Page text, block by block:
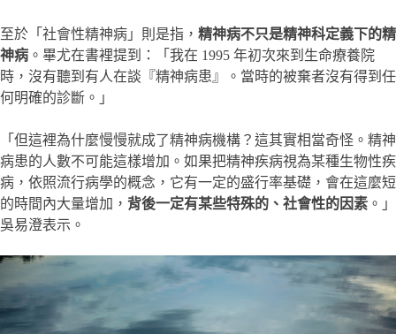
至於「社會性精神病」則是指， 精神病不只是精神科定義下的精
神病 。畢尤在書裡提到：「我在 1995 年初次來到生命療養院
時，沒有聽到有人在談『精神病患』。當時的被棄者沒有得到任
何明確的診斷。」
「但這裡為什麼慢慢就成了精神病機構？這其實相當奇怪。精神
病患的人數不可能這樣增加。如果把精神疾病視為某種生物性疾
病，依照流行病學的概念，它有一定的盛行率基礎，會在這麼短
的時間內大量增加， 背後一定有某些特殊的、社會性的因素 。」
吳易澄表示。